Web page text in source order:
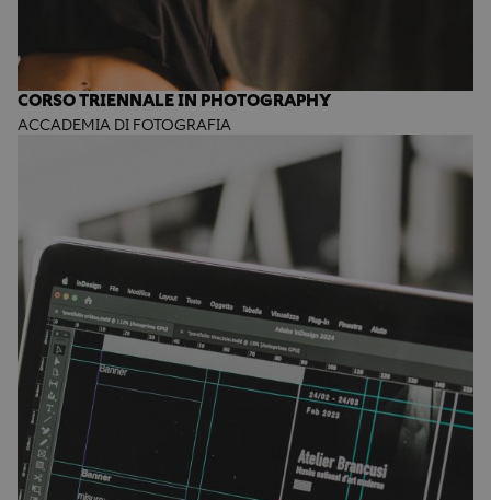
CORSO TRIENNALE IN PHOTOGRAPHY
ACCADEMIA DI FOTOGRAFIA